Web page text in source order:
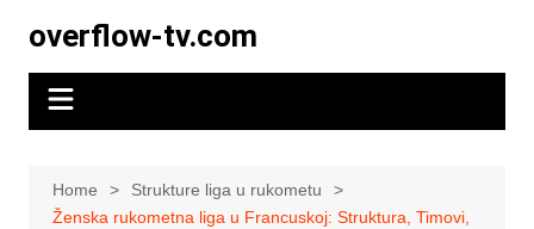
content
overflow-tv.com
Home
Strukture liga u rukometu
Ženska rukometna liga u Francuskoj: Struktura, Timovi,